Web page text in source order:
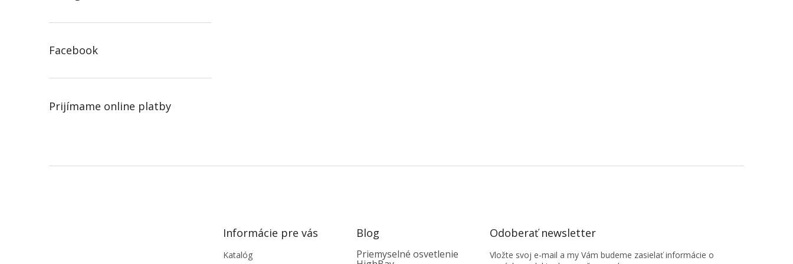
Facebook
Prijímame online platby
Informácie pre vás
Katalóg
Blog
Priemyselné osvetlenie
Odoberať newsletter
Vložte svoj e-mail a my Vám budeme zasielať informácie o